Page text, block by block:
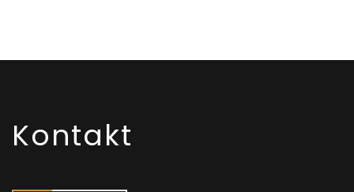
Kontakt